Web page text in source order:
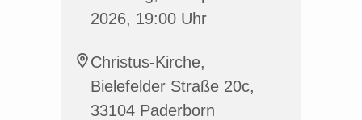
2026, 19:00 Uhr
Christus-Kirche,
Bielefelder Straße 20c,
33104 Paderborn